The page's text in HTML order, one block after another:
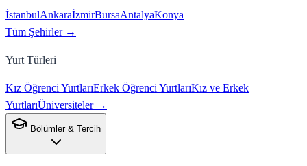
İstanbulAnkaraİzmirBursaAntalyaKonya
Tüm Şehirler →
Yurt Türleri
Kız Öğrenci YurtlarıErkek Öğrenci YurtlarıKız ve Erkek
YurtlarıÜniversiteler →
Bölümler & Tercih